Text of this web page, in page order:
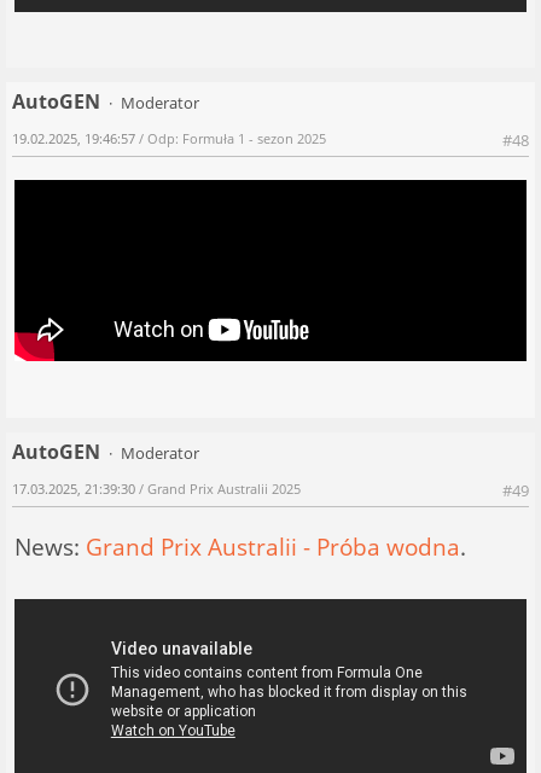
AutoGEN
Moderator
#48
19.02.2025, 19:46:57 / Odp: Formuła 1 - sezon 2025
AutoGEN
Moderator
#49
17.03.2025, 21:39:30 / Grand Prix Australii 2025
News: Grand Prix Australii - Próba wodna.